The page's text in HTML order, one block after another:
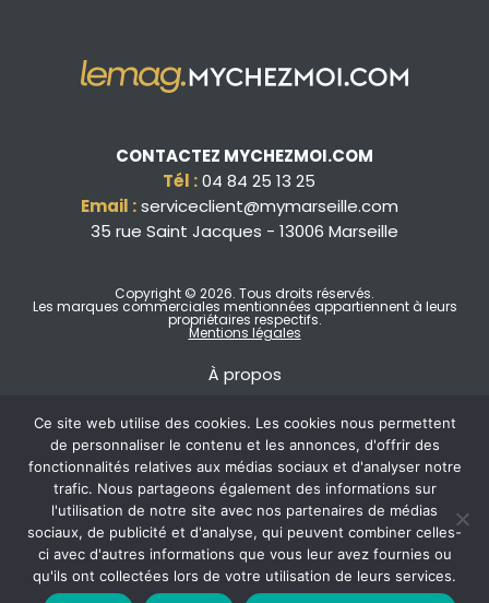
CONTACTEZ MYCHEZMOI.COM
Tél :04 84 25 13 25
Email : serviceclient@mymarseille.com
35 rue Saint Jacques - 13006 Marseille
Copyright © 2026. Tous droits réservés.
Les marques commerciales mentionnées appartiennent à leurs
propriétaires respectifs.
Mentions légales
À propos
Ce site web utilise des cookies. Les cookies nous permettent
de personnaliser le contenu et les annonces, d'offrir des
fonctionnalités relatives aux médias sociaux et d'analyser notre
trafic. Nous partageons également des informations sur
l'utilisation de notre site avec nos partenaires de médias
sociaux, de publicité et d'analyse, qui peuvent combiner celles-
ci avec d'autres informations que vous leur avez fournies ou
qu'ils ont collectées lors de votre utilisation de leurs services.